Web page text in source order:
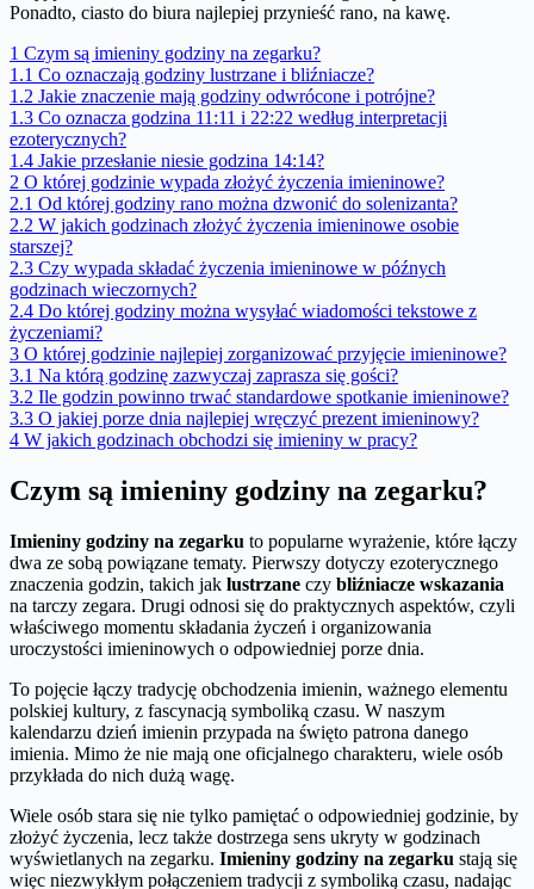
Ponadto, ciasto do biura najlepiej przynieść rano, na kawę.
1 Czym są imieniny godziny na zegarku?
1.1 Co oznaczają godziny lustrzane i bliźniacze?
1.2 Jakie znaczenie mają godziny odwrócone i potrójne?
1.3 Co oznacza godzina 11:11 i 22:22 według interpretacji
ezoterycznych?
1.4 Jakie przesłanie niesie godzina 14:14?
2 O której godzinie wypada złożyć życzenia imieninowe?
2.1 Od której godziny rano można dzwonić do solenizanta?
2.2 W jakich godzinach złożyć życzenia imieninowe osobie
starszej?
2.3 Czy wypada składać życzenia imieninowe w późnych
godzinach wieczornych?
2.4 Do której godziny można wysyłać wiadomości tekstowe z
życzeniami?
3 O której godzinie najlepiej zorganizować przyjęcie imieninowe?
3.1 Na którą godzinę zazwyczaj zaprasza się gości?
3.2 Ile godzin powinno trwać standardowe spotkanie imieninowe?
3.3 O jakiej porze dnia najlepiej wręczyć prezent imieninowy?
4 W jakich godzinach obchodzi się imieniny w pracy?
Czym są imieniny godziny na zegarku?
Imieniny godziny na zegarku to popularne wyrażenie, które łączy
dwa ze sobą powiązane tematy. Pierwszy dotyczy ezoterycznego
znaczenia godzin, takich jak lustrzane czy bliźniacze wskazania
na tarczy zegara. Drugi odnosi się do praktycznych aspektów, czyli
właściwego momentu składania życzeń i organizowania
uroczystości imieninowych o odpowiedniej porze dnia.
To pojęcie łączy tradycję obchodzenia imienin, ważnego elementu
polskiej kultury, z fascynacją symboliką czasu. W naszym
kalendarzu dzień imienin przypada na święto patrona danego
imienia. Mimo że nie mają one oficjalnego charakteru, wiele osób
przykłada do nich dużą wagę.
Wiele osób stara się nie tylko pamiętać o odpowiedniej godzinie, by
złożyć życzenia, lecz także dostrzega sens ukryty w godzinach
wyświetlanych na zegarku. Imieniny godziny na zegarku stają się
więc niezwykłym połączeniem tradycji z symboliką czasu, nadając